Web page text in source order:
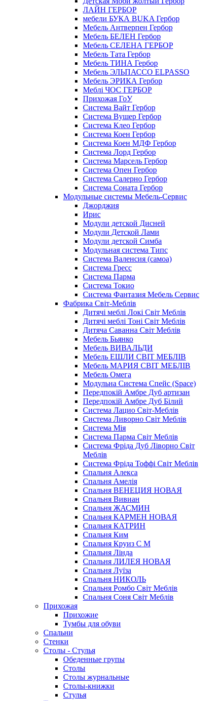
ЛАЙН ГЕРБОР
мебели БУКА BUKA Гербор
Мебель Антверпен Гербор
Мебель БЕЛЕН Гербор
Мебель СЕЛЕНА ГЕРБОР
Мебель Тата Гербор
Мебель ТИНА Гербор
Мебель ЭЛЬПАССО ELPASSO
Мебель ЭРИКА Гербор
Меблі ЧОС ГЕРБОР
Прихожая ГоУ
Система Вайт Гербор
Система Вушер Гербор
Система Клео Гербор
Система Коен Гербор
Система Коен МДФ Гербор
Система Лорд Гербор
Система Марсель Гербор
Система Опен Гербор
Система Салерно Гербор
Система Соната Гербор
Модульные системы Мебель-Сервис
Джорджия
Ирис
Модули детской Дисней
Модули Детской Лами
Модули детской Симба
Модульная система Типс
Система Валенсия (самоа)
Система Гресс
Система Парма
Система Токио
Система Фантазия Мебель Сервис
Фабрика Світ-Меблів
Дитячі меблі Локі Світ Меблів
Дитячі меблі Тоні Світ Меблів
Дитяча Саванна Світ Меблів
Мебель Бьянко
Мебель ВИВАЛЬДИ
Мебель ЕШЛИ СВІТ МЕБЛІВ
Мебель МАРИЯ СВІТ МЕБЛІВ
Мебель Омега
Модульна Cистема Спейс (Space)
Передпокій Амбре Дуб артизан
Передпокій Амбре Дуб Білий
Система Лацио Світ-Меблів
Система Ливорно Світ Меблів
Система Мія
Система Парма Свiт Меблiв
Система Фріда Дуб Ліворно Світ
Меблів
Система Фріда Тоффі Світ Меблів
Спальня Алекса
Спальня Амелія
Спальня ВЕНЕЦИЯ НОВАЯ
Спальня Вивиан
Спальня ЖАСМИН
Спальня КАРМЕН НОВАЯ
Спальня КАТРИН
Спальня Ким
Спальня Круиз С М
Спальня Лінда
Спальня ЛИЛЕЯ НОВАЯ
Спальня Луїза
Спальня НИКОЛЬ
Спальня Ромбо Світ Меблів
Спальня Соня Світ Меблів
Прихожая
Прихожие
Тумбы для обуви
Спальни
Стенки
Столы - Стулья
Обеденные групы
Столы
Столы журнальные
Столы-книжки
Стулья